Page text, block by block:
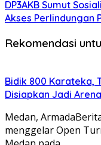
DP3AKB Sumut
Akses Perlindungan
Rekomendasi
Bidik 800 Karateka,
Disiapkan Jadi
Medan,
menggelar Open